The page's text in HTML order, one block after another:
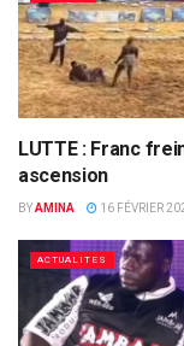
ACTUALITES
LUTTE : Franc
ascension
BYAMINA 16 FÉVRIER
ACTUALITES